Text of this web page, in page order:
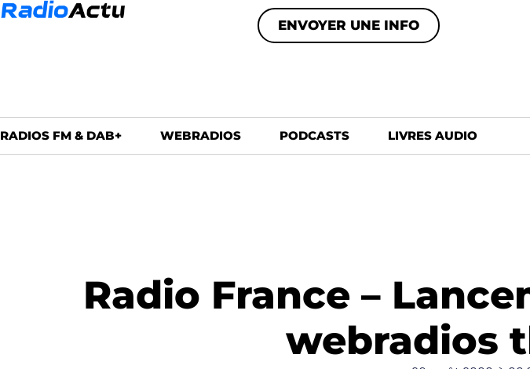
ENVOYER UNE INFO
RADIOS FM & DAB+ WEBRADIOS PODCASTS LIVRES AUDIO
Radio France –
webradios